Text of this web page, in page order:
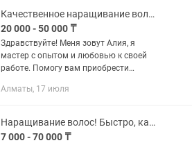
колорист...
Качественное наращивание волос в Алматы
20 000 - 50 000 ₸
Здравствуйте! Меня зовут Алия, я
мастер с опытом и любовью к своей
работе. Помогу вам приобрести
пару часов и по очень приятной цене!
БЫСТРО...
Алматы, 17 июля
Наращивание волос! Быстро, качественно и по лучшей цене !
7 000 - 70 000 ₸